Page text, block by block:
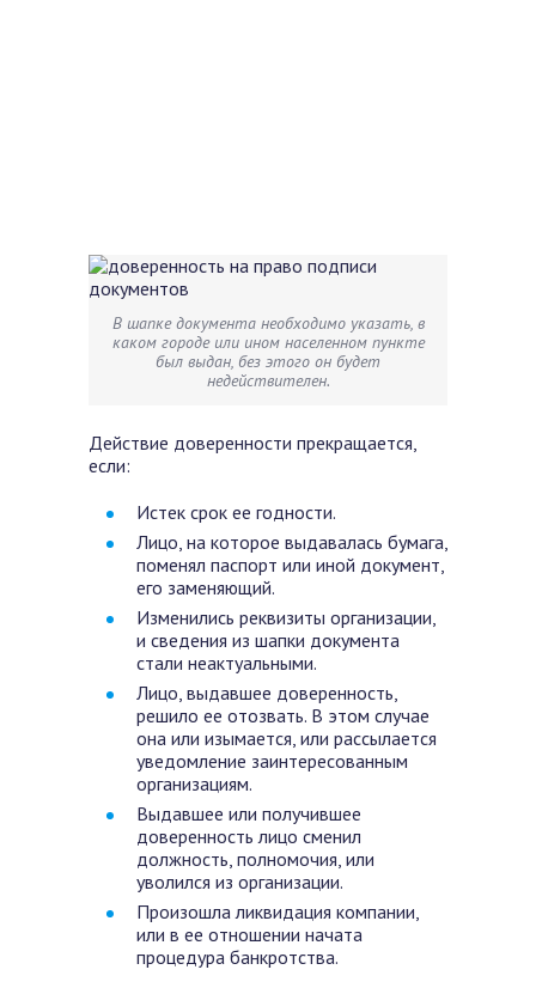
В шапке документа необходимо указать, в
каком городе или ином населенном пункте
был выдан, без этого он будет
недействителен.
Действие доверенности прекращается,
если:
Истек срок ее годности.
Лицо, на которое выдавалась бумага,
поменял паспорт или иной документ,
его заменяющий.
Изменились реквизиты организации,
и сведения из шапки документа
стали неактуальными.
Лицо, выдавшее доверенность,
решило ее отозвать. В этом случае
она или изымается, или рассылается
уведомление заинтересованным
организациям.
Выдавшее или получившее
доверенность лицо сменил
должность, полномочия, или
уволился из организации.
Произошла ликвидация компании,
или в ее отношении начата
процедура банкротства.